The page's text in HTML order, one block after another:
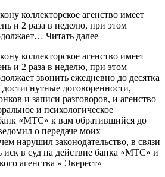
коллекторское агенство имеет
и 2 раза в неделю, при этом
Читать далее
коллекторское агенство имеет
и 2 раза в неделю, при этом
звонить ежедневно до десятка
договоренности,
и записи разговоров, и агенство
и психологическое
«МТС» к вам обратившийся до
о передаче моих
нарушил законодательство, в связи
иск в суд на действие банка «МТС» и
агенства » Эверест»